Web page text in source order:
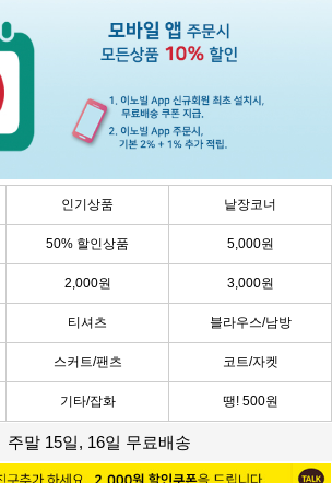
인기상품 낱장코너
50% 할인상품 5,000원
2,000원 3,000원
티셔츠 블라우스/남방
스커트/팬츠 코트/자켓
기타/잡화 땡! 500원
주말 15일, 16일 무료배송